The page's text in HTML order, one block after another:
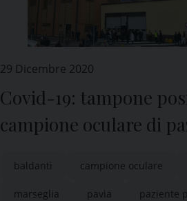
29 Dicembre 2020
Covid-19: tampone
campione oculare di
Matteo di Pavia
baldanti campione oculare
marseglia pavia paziente